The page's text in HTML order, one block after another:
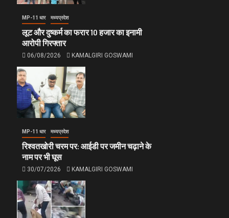
MP-11 धार मध्यप्रदेश
लूट और दुष्कर्म का फरार 10 हजार का इनामी
आरोपी गिरफ्तार
06/08/2026 KAMALGIRI GOSWAMI
MP-11 धार मध्यप्रदेश
रिश्वतखोरी चरम पर: आईडी पर जमीन चढ़ाने के
नाम पर भी घूस
30/07/2026 KAMALGIRI GOSWAMI